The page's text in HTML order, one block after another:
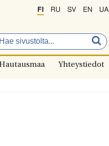
FI RU SV EN UA
Yhteystiedot